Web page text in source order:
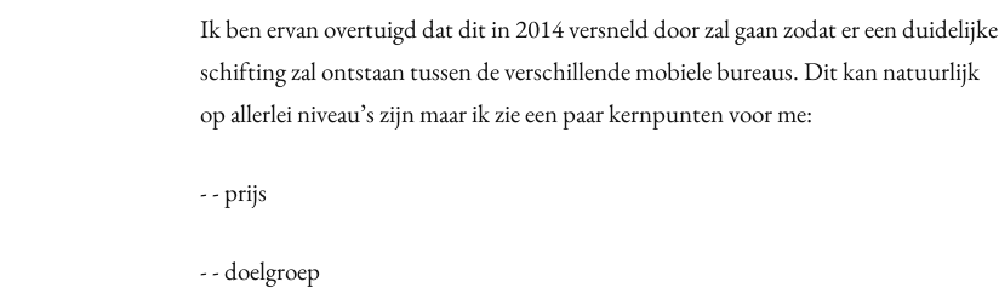
Ik ben ervan overtuigd dat dit in 2014 versneld door zal gaan zodat er een duidelijke
schifting zal ontstaan tussen de verschillende mobiele bureaus. Dit kan natuurlijk
op allerlei niveau’s zijn maar ik zie een paar kernpunten voor me:
- - prijs
- - doelgroep